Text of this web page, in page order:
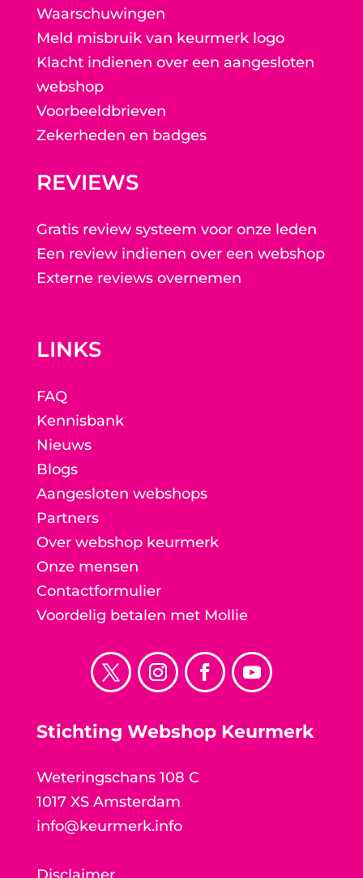
Waarschuwingen
Meld misbruik van keurmerk logo
Klacht indienen over een aangesloten
webshop
Voorbeeldbrieven
Zekerheden en badges
REVIEWS
Gratis review systeem voor onze leden
Een review indienen over een webshop
Externe reviews overnemen
LINKS
FAQ
Kennisbank
Nieuws
Blogs
Aangesloten webshops
Partners
Over webshop keurmerk
Onze mensen
Contactformulier
Voordelig betalen met Mollie
Stichting Webshop Keurmerk
Weteringschans 108 C
1017 XS Amsterdam
info@keurmerk.info